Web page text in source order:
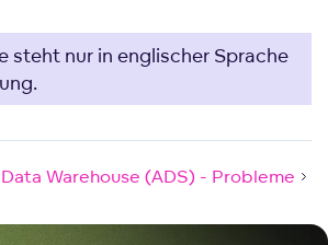
steht nur in englischer Sprache
Data Warehouse (ADS) - Probleme